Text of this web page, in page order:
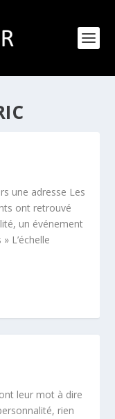
une adresse Les
ont retrouvé
un événement
L’échelle
leur mot à dire
rien